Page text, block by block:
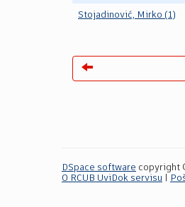
Stojadinović, Mirko (1)
DSpace software copyright
O RCUB UviDok servisu